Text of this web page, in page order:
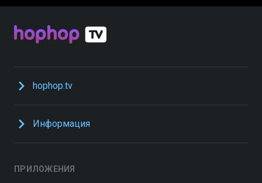
hophop.tv
Информация
ПРИЛОЖЕНИЯ